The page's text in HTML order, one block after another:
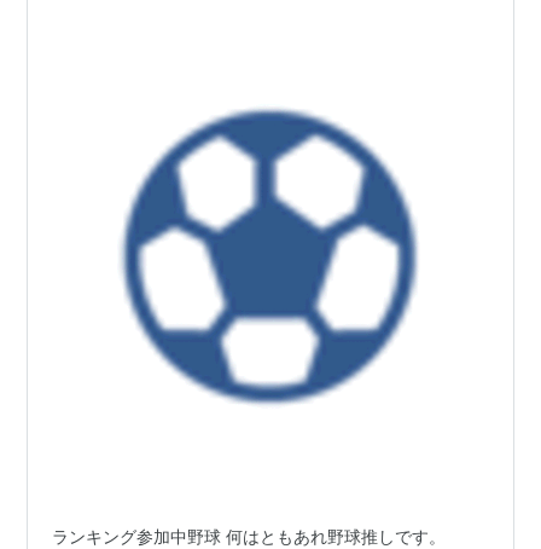
ランキング参加中野球 何はともあれ野球推しです。